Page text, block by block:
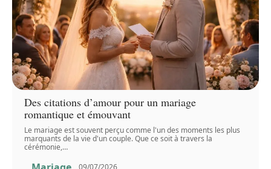
Des citations d’amour pour un mariage
romantique et émouvant
Le mariage est souvent perçu comme l'un des moments les plus
marquants de la vie d'un couple. Que ce soit à travers la
cérémonie,…